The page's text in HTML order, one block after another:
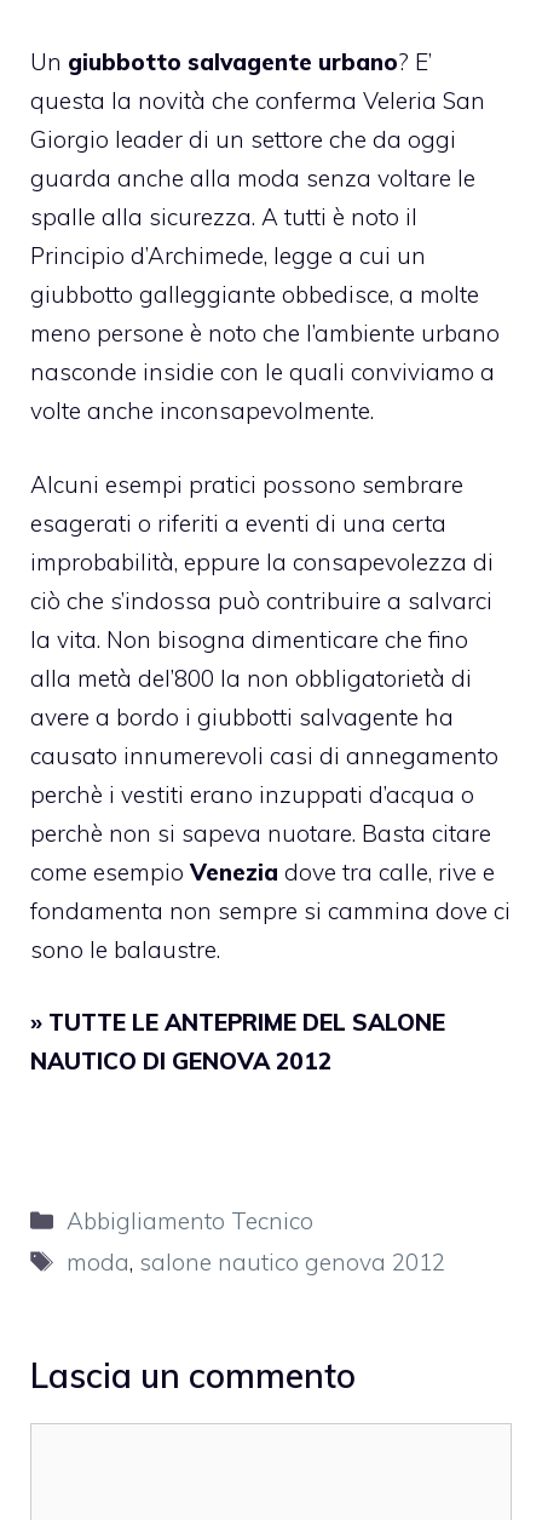
Un giubbotto salvagente urbano? E’
questa la novità che conferma Veleria San
Giorgio leader di un settore che da oggi
guarda anche alla moda senza voltare le
spalle alla sicurezza. A tutti è noto il
Principio d’Archimede, legge a cui un
giubbotto galleggiante obbedisce, a molte
meno persone è noto che l’ambiente urbano
nasconde insidie con le quali conviviamo a
volte anche inconsapevolmente.
Alcuni esempi pratici possono sembrare
esagerati o riferiti a eventi di una certa
improbabilità, eppure la consapevolezza di
ciò che s’indossa può contribuire a salvarci
la vita. Non bisogna dimenticare che fino
alla metà del’800 la non obbligatorietà di
avere a bordo i giubbotti salvagente ha
causato innumerevoli casi di annegamento
perchè i vestiti erano inzuppati d’acqua o
perchè non si sapeva nuotare. Basta citare
come esempioVenezia dove tra calle, rive e
fondamenta non sempre si cammina dove ci
sono le balaustre.
» TUTTE LE ANTEPRIME DEL SALONE
NAUTICO DI GENOVA 2012
Categorie
Abbigliamento Tecnico
Tag
moda, salone nautico genova 2012
Lascia un commento